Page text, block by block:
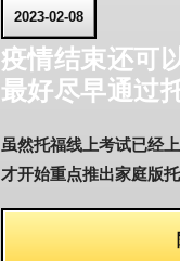
2023-02-08
疫情结束还可
最好尽早通过
虽然托福线上考试已经
才开始重点推出家庭版